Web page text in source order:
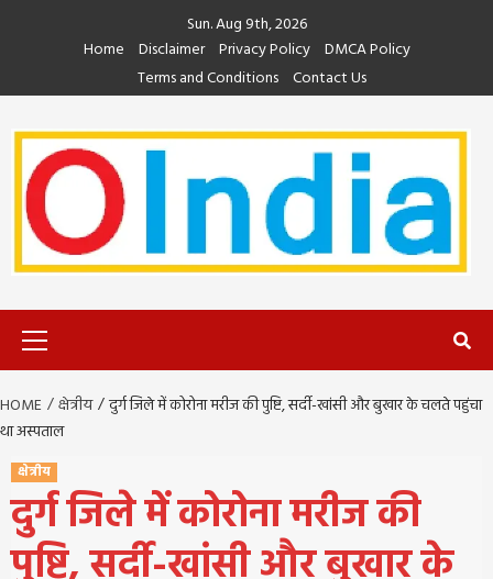
Sun. Aug 9th, 2026
Home
Disclaimer Privacy Policy DMCA Policy
Terms and Conditions Contact Us
HOME क्षेत्रीय
दुर्ग जिले में कोरोना मरीज की पुष्टि, सर्दी-खांसी और बुखार के चलते पहुंचा
था अस्पताल
क्षेत्रीय
दुर्ग जिले में कोरोना मरीज की